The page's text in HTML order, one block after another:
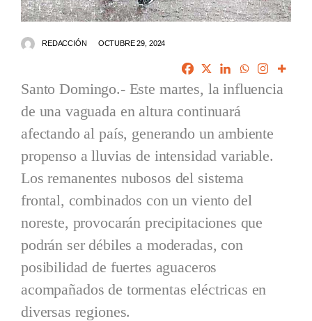
REDACCIÓN OCTUBRE 29, 2024
Santo Domingo.- Este martes, la influencia
de una vaguada en altura continuará
afectando al país, generando un ambiente
propenso a lluvias de intensidad variable.
Los remanentes nubosos del sistema
frontal, combinados con un viento del
noreste, provocarán precipitaciones que
podrán ser débiles a moderadas, con
posibilidad de fuertes aguaceros
acompañados de tormentas eléctricas en
diversas regiones.